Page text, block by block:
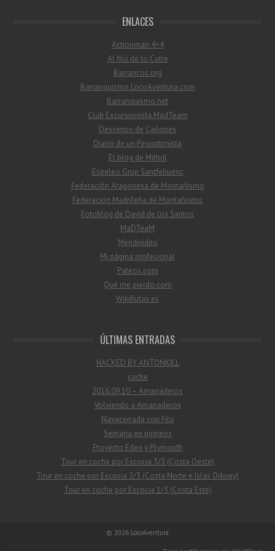
ENLACES
Actionman 4×4
Al filo de lo Cutre
Barrancos.org
Barranquismo.LocoAventura.com
Barranquismo.net
Club Excursionista MadTeam
Descenso de Cañones
Diario de un Pesoptimista
El blog de Mithril
Espeleo Grup Santfeliuenc
Federación Aragonesa de Montañismo
Federación Madrileña de Montañismo
Fotoblog de David de los Santos
MaDTeaM
Mendivideo
Mi página profesional
Pateos.com
Qué me pierdo.com
WikiRutas.es
ÚLTIMAS ENTRADAS
HACKED BY ANTONKILL
cache
2016.09.10 – Amanaderos
Volviendo a Amanaderos
Navacerrada con Fito
Semana en pirineos
Proyecto Eden y Plymouth
Tour en coche por Escocia 3/3 (Costa Oeste)
Tour en coche por Escocia 2/3 (Costa Norte e Islas Orkney)
Tour en coche por Escocia 1/3 (Costa Este)
© 2026 LocoAventura